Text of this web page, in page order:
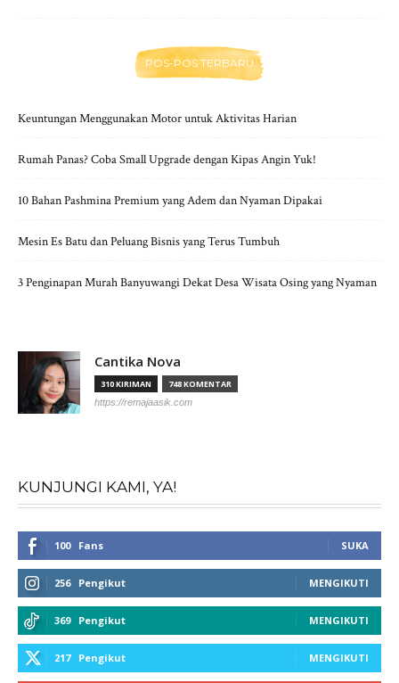
POS-POS TERBARU
Keuntungan Menggunakan Motor untuk Aktivitas Harian
Rumah Panas? Coba Small Upgrade dengan Kipas Angin Yuk!
10 Bahan Pashmina Premium yang Adem dan Nyaman Dipakai
Mesin Es Batu dan Peluang Bisnis yang Terus Tumbuh
3 Penginapan Murah Banyuwangi Dekat Desa Wisata Osing yang Nyaman
Cantika Nova
310 KIRIMAN 748 KOMENTAR
https://remajaasik.com
KUNJUNGI KAMI, YA!
100 Fans SUKA
256 Pengikut MENGIKUTI
369 Pengikut MENGIKUTI
217 Pengikut MENGIKUTI